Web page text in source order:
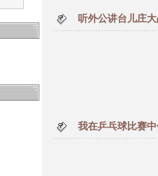
听外公讲台儿庄
我在乒乓球比赛